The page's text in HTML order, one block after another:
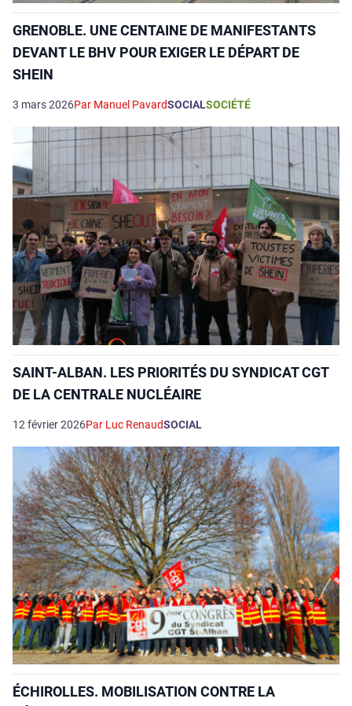
GRENOBLE. UNE CENTAINE DE MANIFESTANTS
DEVANT LE BHV POUR EXIGER LE DÉPART DE
SHEIN
3 mars 2026Par Manuel PavardSOCIALSOCIÉTÉ
SAINT-ALBAN. LES PRIORITÉS DU SYNDICAT CGT
DE LA CENTRALE NUCLÉAIRE
12 février 2026Par Luc RenaudSOCIAL
ÉCHIROLLES. MOBILISATION CONTRE LA